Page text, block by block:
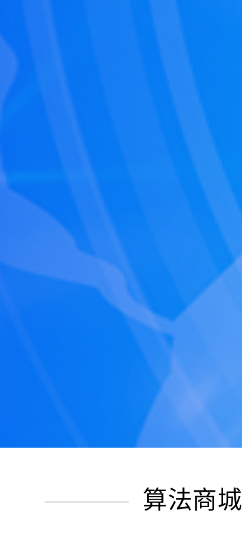
算法商城